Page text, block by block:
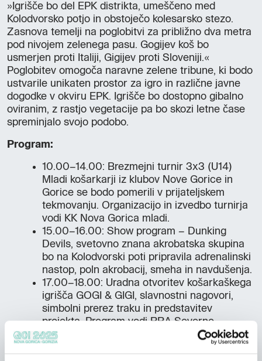
»Igrišče bo del EPK distrikta, umeščeno med
Kolodvorsko potjo in obstoječo kolesarsko stezo.
Zasnova temelji na poglobitvi za približno dva metra
pod nivojem zelenega pasu. Gogijev koš bo
usmerjen proti Italiji, Gigijev proti Sloveniji.«
Poglobitev omogoča naravne zelene tribune, ki bodo
ustvarile unikaten prostor za igro in različne javne
dogodke v okviru EPK. Igrišče bo dostopno gibalno
oviranim, z rastjo vegetacije pa bo skozi letne čase
spreminjalo svojo podobo.
Program:
10.00–14.00: Brezmejni turnir 3x3 (U14)
Mladi košarkarji iz klubov Nove Gorice in
Gorice se bodo pomerili v prijateljskem
tekmovanju. Organizacijo in izvedbo turnirja
vodi KK Nova Gorica mladi.
15.00–16.00: Show program – Dunking
Devils, svetovno znana akrobatska skupina
bo na Kolodvorski poti pripravila adrenalinski
nastop, poln akrobacij, smeha in navdušenja.
17.00–18.00: Uradna otvoritev košarkaškega
igrišča GOGI & GIGI, slavnostni nagovori,
simbolni prerez traku in predstavitev
projekta. Program vodi RRA Severne
Primorske.
18.00: Čas za medije, izjave za medije in